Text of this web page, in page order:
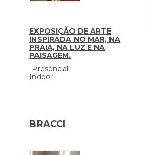
EXPOSIÇÃO DE ARTE
INSPIRADA NO MAR, NA
PRAIA, NA LUZ E NA
PAISAGEM.
Presencial
Indoor
BRACCI